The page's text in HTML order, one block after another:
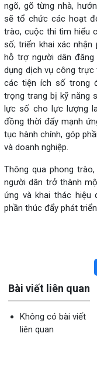
ngõ, gõ từng nhà,
sẽ tổ chức các hoạt
trào, cuộc thi tìm hiểu
số; triển khai xác nhận
hỗ trợ người dân
dụng dịch vụ công trực
các tiện ích số trong
trọng trang bị kỹ năng
lực số cho lực lượng
đồng thời đẩy mạnh
tục hành chính, góp
và doanh nghiệp.
Thông qua phong
người dân trở thành
ứng và khai thác hiệu
phần thúc đẩy phát
Bài viết liên quan
Không có bài viết
liên quan